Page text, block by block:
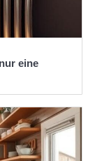
eine